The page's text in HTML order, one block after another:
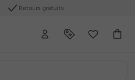
Retours gratuits